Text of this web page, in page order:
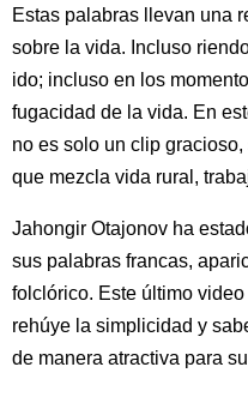
Estas palabras llevan una
sobre la vida. Incluso
ido; incluso en los
fugacidad de la vida. En
no es solo un clip
que mezcla vida rural,
Jahongir Otajonov ha
sus palabras francas,
folclórico. Este último
rehúye la simplicidad y
de manera atractiva para